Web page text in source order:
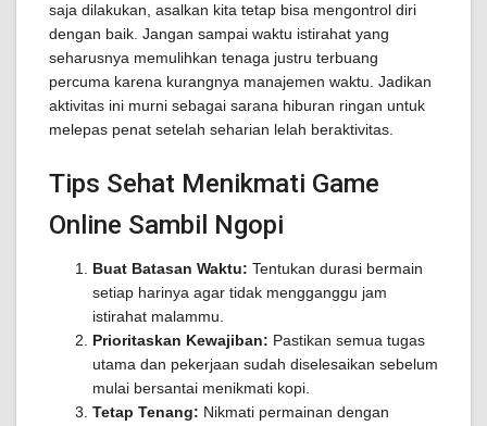
saja dilakukan, asalkan kita tetap bisa mengontrol diri
dengan baik. Jangan sampai waktu istirahat yang
seharusnya memulihkan tenaga justru terbuang
percuma karena kurangnya manajemen waktu. Jadikan
aktivitas ini murni sebagai sarana hiburan ringan untuk
melepas penat setelah seharian lelah beraktivitas.
Tips Sehat Menikmati Game
Online Sambil Ngopi
Buat Batasan Waktu: Tentukan durasi bermain
setiap harinya agar tidak mengganggu jam
istirahat malammu.
Prioritaskan Kewajiban: Pastikan semua tugas
utama dan pekerjaan sudah diselesaikan sebelum
mulai bersantai menikmati kopi.
Tetap Tenang: Nikmati permainan dengan